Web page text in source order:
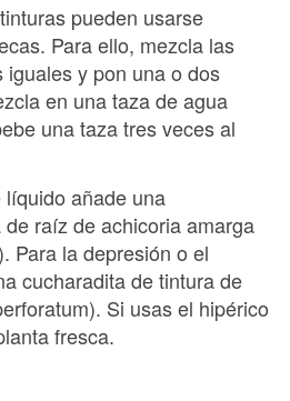
pueden usarse
Para ello, mezcla las
y pon una o dos
en una taza de agua
una taza tres veces al
añade una
raíz de achicoria amarga
Para la depresión o el
cucharadita de tintura de
Si usas el hipérico
fresca.